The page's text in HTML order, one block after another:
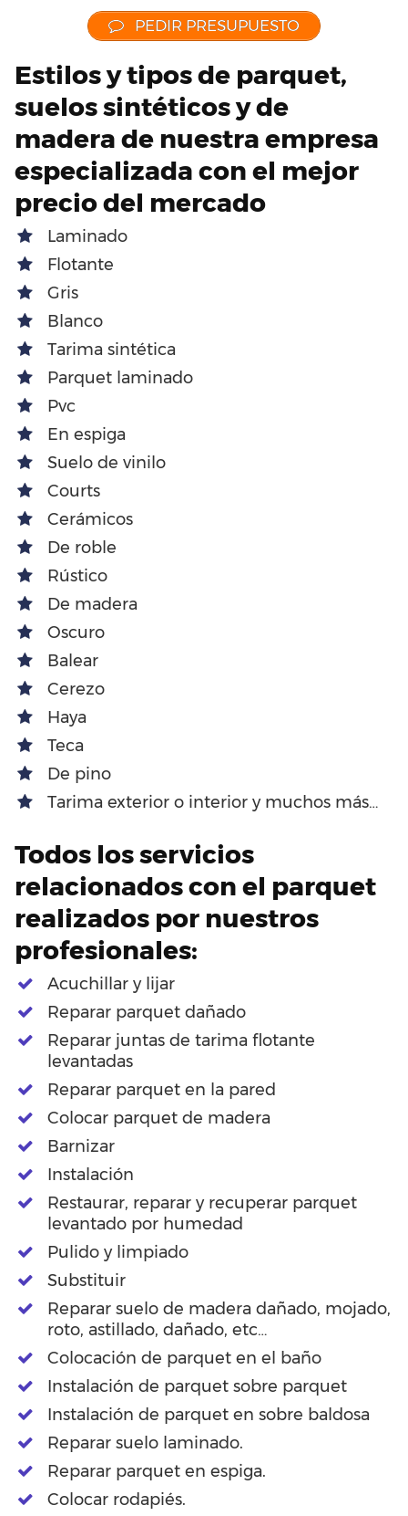
PEDIR PRESUPUESTO
Estilos y tipos de parquet,
suelos sintéticos y de
madera de nuestra empresa
especializada con el mejor
precio del mercado
Laminado
Flotante
Gris
Blanco
Tarima sintética
Parquet laminado
Pvc
En espiga
Suelo de vinilo
Courts
Cerámicos
De roble
Rústico
De madera
Oscuro
Balear
Cerezo
Haya
Teca
De pino
Tarima exterior o interior y muchos más…
Todos los servicios
relacionados con el parquet
realizados por nuestros
profesionales:
Acuchillar y lijar
Reparar parquet dañado
Reparar juntas de tarima flotante
levantadas
Reparar parquet en la pared
Colocar parquet de madera
Barnizar
Instalación
Restaurar, reparar y recuperar parquet
levantado por humedad
Pulido y limpiado
Substituir
Reparar suelo de madera dañado, mojado,
roto, astillado, dañado, etc…
Colocación de parquet en el baño
Instalación de parquet sobre parquet
Instalación de parquet en sobre baldosa
Reparar suelo laminado.
Reparar parquet en espiga.
Colocar rodapiés.